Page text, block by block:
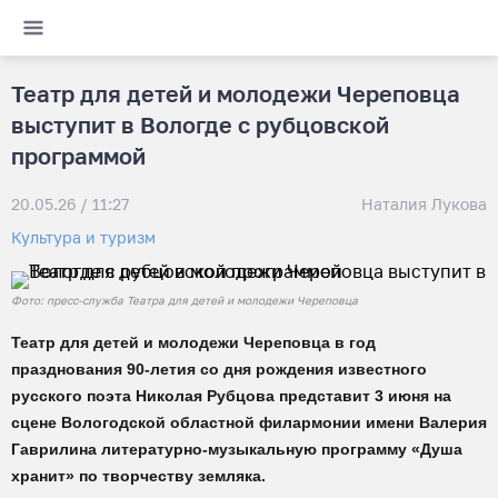
Театр для детей и молодежи Череповца
выступит в Вологде с рубцовской
программой
20.05.26 / 11:27
Наталия Лукова
Культура и туризм
Фото: пресс-служба Театра для детей и молодежи Череповца
Театр для детей и молодежи Череповца в год
празднования 90-летия со дня рождения известного
русского поэта Николая Рубцова представит 3 июня на
сцене Вологодской областной филармонии имени Валерия
Гаврилина литературно-музыкальную программу «Душа
хранит» по творчеству земляка.